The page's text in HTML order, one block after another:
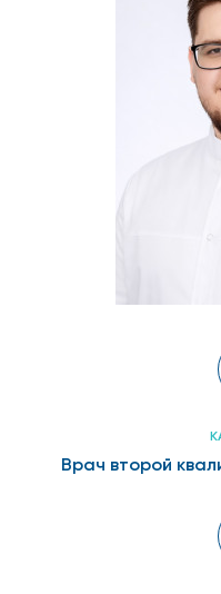
Врач второй